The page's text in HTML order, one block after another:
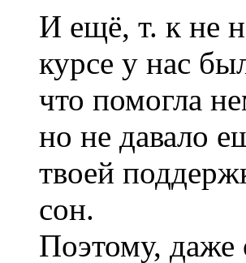
И ещё, т. к не
курсе у нас
что помогла
но не давало
твоей
сон.
Поэтому, даже